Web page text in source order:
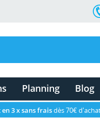
Planning Blog
3 x sans fraisdès 70€